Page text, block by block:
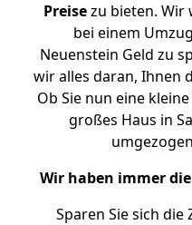
Preisezu bieten. Wir
bei einem
Neuenstein Geld zu
wir alles daran, Ihnen
Ob Sie nun eine
großes Haus in
Wir haben immer
Sparen Sie sich